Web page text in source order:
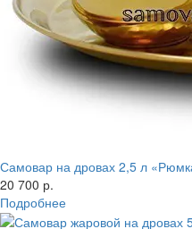
Самовар на дровах 2,5 л
20 700 р.
Подробнее